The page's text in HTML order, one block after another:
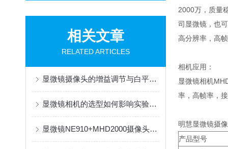
相关文章
RELATED ARTICLES
显微镜摄像头的增益调节与白平衡校准指南
显微镜相机的选型如何影响实验数据？
显微镜NE910+MHD2000摄像头应用于神经纤维系统研究观察
2000万，质量
司显微镜，也
高分辨率，高
相机应用：
显微镜相机
率，高帧率，
明慧显微镜摄
产品型号